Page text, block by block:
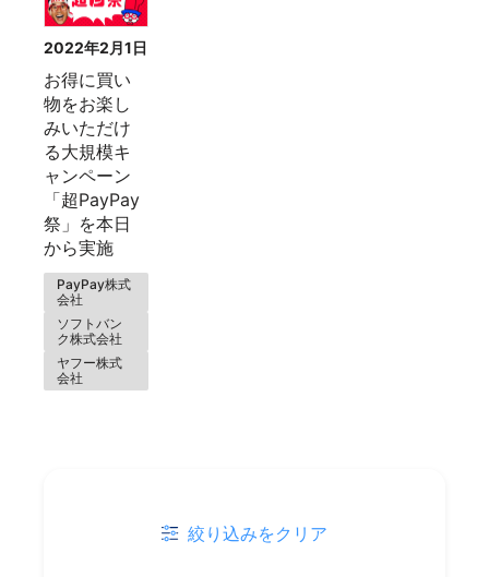
2022年2月1日
お得に買い
物をお楽し
みいただけ
る大規模キ
ャンペーン
「超PayPay
祭」を本日
から実施
PayPay株式
会社
ソフトバン
ク株式会社
ヤフー株式
会社
絞り込みをクリア